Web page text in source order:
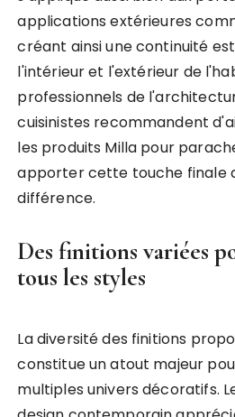
applications extérieures
créant ainsi une continuité
l'intérieur et l'extérieur de
professionnels de
cuisinistes recommandent
les produits Milla pour
apporter cette touche finale
différence.
Des finitions variées
tous les styles
La diversité des finitions
constitue un atout majeur
multiples univers décoratifs.